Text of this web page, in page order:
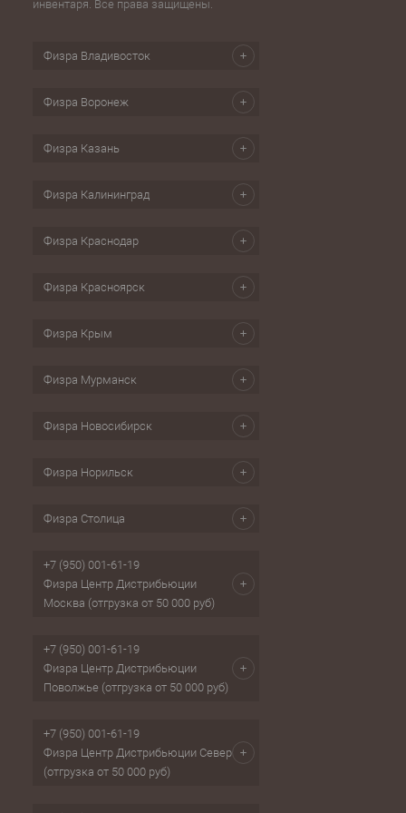
инвентаря. Все права защищены.
Физра Владивосток
Физра Воронеж
Физра Казань
Физра Калининград
Физра Краснодар
Физра Красноярск
Физра Крым
Физра Мурманск
Физра Новосибирск
Физра Норильск
Физра Столица
+7 (950) 001-61-19
Физра Центр Дистрибьюции
Москва (отгрузка от 50 000 руб)
+7 (950) 001-61-19
Физра Центр Дистрибьюции
Поволжье (отгрузка от 50 000 руб)
+7 (950) 001-61-19
Физра Центр Дистрибьюции Север
(отгрузка от 50 000 руб)